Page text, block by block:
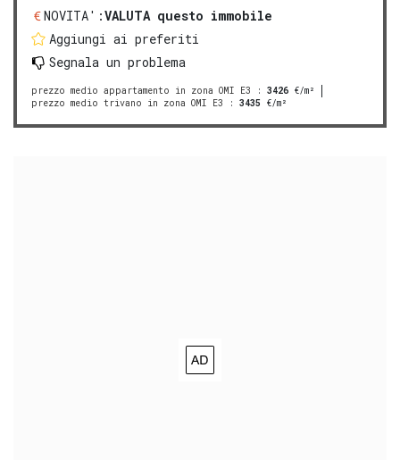
NOVITA':VALUTA questo immobile
Aggiungi ai preferiti
Segnala un problema
prezzo medio appartamento in zona OMI E3 : 3426 €/m²
prezzo medio trivano in zona OMI E3 : 3435 €/m²